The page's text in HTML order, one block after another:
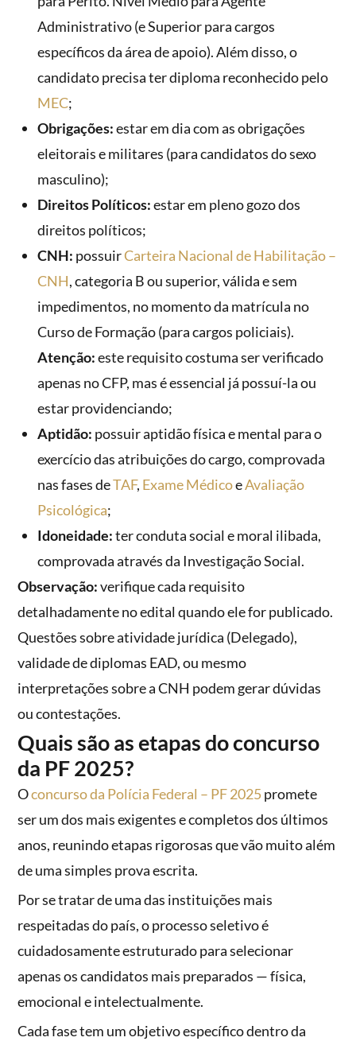
Administrativo (e Superior para cargos
específicos da área de apoio). Além disso, o
candidato precisa ter diploma reconhecido pelo
MEC;
Obrigações:estar em dia com as obrigações
eleitorais e militares (para candidatos do sexo
masculino);
Direitos Políticos:estar em pleno gozo dos
direitos políticos;
CNH: possuirCarteira Nacional de Habilitação –
CNH, categoria B ou superior, válida e sem
impedimentos, no momento da matrícula no
Curso de Formação (para cargos policiais).
Atenção:este requisito costuma ser verificado
apenas no CFP, mas é essencial já possuí-la ou
estar providenciando;
Aptidão: possuir aptidão física e mental para o
exercício das atribuições do cargo, comprovada
nas fases deTAF, Exame MédicoeAvaliação
Psicológica;
Idoneidade:ter conduta social e moral ilibada,
comprovada através da Investigação Social.
Observação:verifique cada requisito
detalhadamente no edital quando ele for publicado.
Questões sobre atividade jurídica (Delegado),
validade de diplomas EAD, ou mesmo
interpretações sobre a CNH podem gerar dúvidas
ou contestações.
Quais são as etapas do concurso
da PF 2025?
Oconcurso da Polícia Federal – PF 2025promete
ser um dos mais exigentes e completos dos últimos
anos, reunindo etapas rigorosas que vão muito além
de uma simples prova escrita.
Por se tratar de uma das instituições mais
respeitadas do país, o processo seletivo é
cuidadosamente estruturado para selecionar
apenas os candidatos mais preparados — física,
emocional e intelectualmente.
Cada fase tem um objetivo específico dentro da